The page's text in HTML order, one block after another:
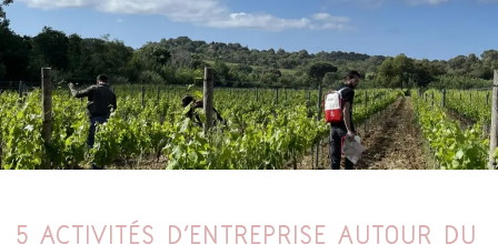
5 activités d’entreprise autour du